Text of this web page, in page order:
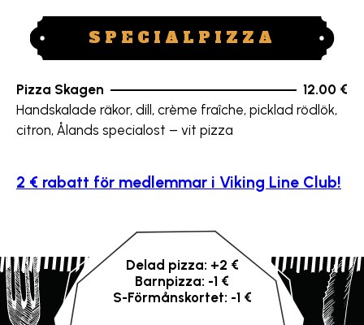
SPECIALPIZZA
Pizza Skagen
12.00 €
Handskalade räkor, dill, crème fraîche, picklad rödlök,
citron, Ålands specialost – vit pizza
2 € rabatt för medlemmar i Viking Line Club!
Delad pizza: +2 €
Barnpizza: -1 €
S-Förmånskortet: -1 €